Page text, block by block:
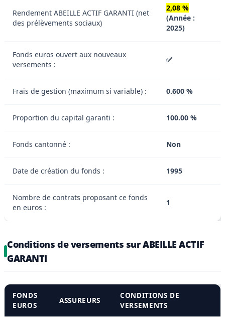
Rendement ABEILLE ACTIF GARANTI (net
des prélèvements sociaux)
2,08 %
(Année :
2025)
Fonds euros ouvert aux nouveaux
versements :
✅
Frais de gestion (maximum si variable) : 0.600 %
Proportion du capital garanti : 100.00 %
Fonds cantonné : Non
Date de création du fonds : 1995
Nombre de contrats proposant ce fonds
en euros :
1
Conditions de versements sur ABEILLE ACTIF
GARANTI
FONDS
EUROS
ASSUREURS
CONDITIONS DE
VERSEMENTS